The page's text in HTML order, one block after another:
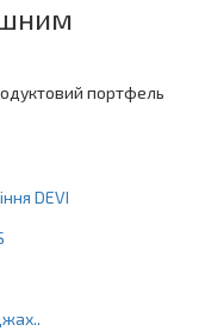
портфель
DEVI
.